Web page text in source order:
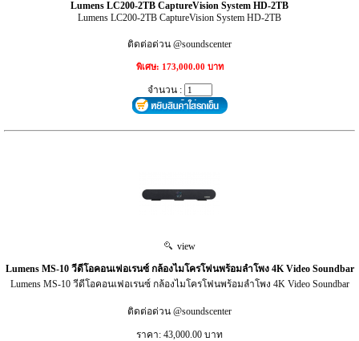
Lumens LC200-2TB CaptureVision System HD-2TB
Lumens LC200-2TB CaptureVision System HD-2TB
ติดต่อด่วน @soundscenter
พิเศษ: 173,000.00 บาท
จำนวน :
view
Lumens MS-10 วีดีโอคอนเฟอเรนซ์ กล้องไมโครโฟนพร้อมลำโพง 4K Video Soundbar
Lumens MS-10 วีดีโอคอนเฟอเรนซ์ กล้องไมโครโฟนพร้อมลำโพง 4K Video Soundbar
ติดต่อด่วน @soundscenter
ราคา: 43,000.00 บาท